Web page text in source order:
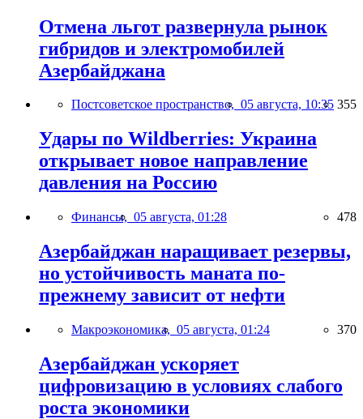
Отмена льгот развернула рынок
гибридов и электромобилей
Азербайджана
Постсоветское пространство, 05 августа, 10:35 355
Удары по Wildberries: Украина
открывает новое направление
давления на Россию
Финансы, 05 августа, 01:28 478
Азербайджан наращивает резервы,
но устойчивость маната по-
прежнему зависит от нефти
Макроэкономика, 05 августа, 01:24 370
Азербайджан ускоряет
цифровизацию в условиях слабого
роста экономики